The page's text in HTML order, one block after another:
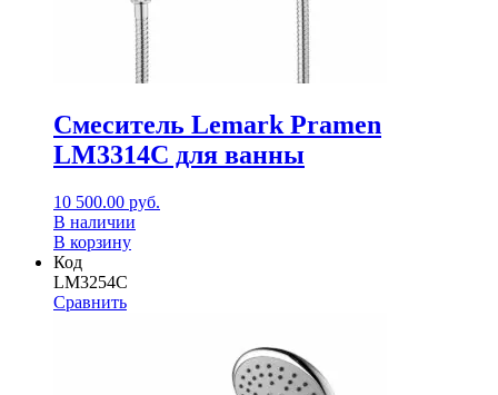
Смеситель Lemark Pramen
LM3314C для ванны
10 500.00 руб.
В наличии
В корзину
Код
LM3254C
Сравнить